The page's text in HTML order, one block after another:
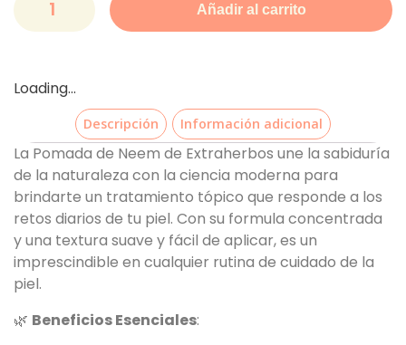
Añadir al carrito
Loading...
Descripción Información adicional
La Pomada de Neem de Extraherbos une la sabiduría
de la naturaleza con la ciencia moderna para
brindarte un tratamiento tópico que responde a los
retos diarios de tu piel. Con su formula concentrada
y una textura suave y fácil de aplicar, es un
imprescindible en cualquier rutina de cuidado de la
piel.
🌿 Beneficios Esenciales: